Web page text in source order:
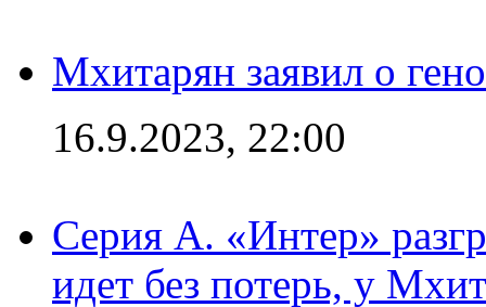
Мхитарян заявил о
16.9.2023, 22:00
Серия А. «Интер»
идет без потерь, у